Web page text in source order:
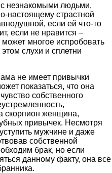
незнакомыми людьми,
настоящему страстной
если ей что-то
если не нравится –
многое испробовать
слухи и сплетни
не имеет привычки
показаться, что она
собственного
скорпион женщина,
привычек. Несмотря
мужчине и даже
собственной
брак, но если
данному факту, она все